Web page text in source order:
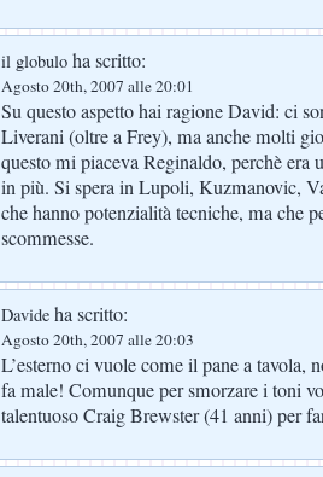
il globulo ha scritto:
Agosto 20th, 2007 alle 20:01
Su questo aspetto hai ragione David: ci
Liverani (oltre a Frey), ma anche molti
questo mi piaceva Reginaldo, perchè era
in più. Si spera in Lupoli, Kuzmanovic,
che hanno potenzialità tecniche, ma che
scommesse.
Davide ha scritto:
Agosto 20th, 2007 alle 20:03
L’esterno ci vuole come il pane a tavola,
fa male! Comunque per smorzare i toni
talentuoso Craig Brewster (41 anni) per